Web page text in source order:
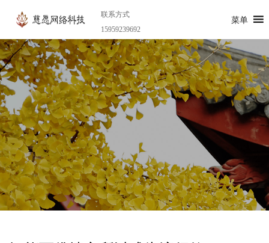
联系方式
15959239692
菜单